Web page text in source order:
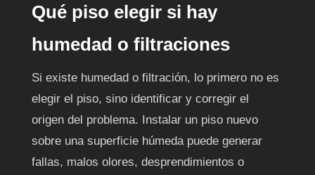
Qué piso elegir si hay
humedad o filtraciones
Si existe humedad o filtración, lo primero no es
elegir el piso, sino identificar y corregir el
origen del problema. Instalar un piso nuevo
sobre una superficie húmeda puede generar
fallas, malos olores, desprendimientos o